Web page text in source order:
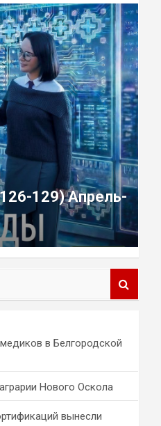
129) Апрель-
в Белгородской
Нового Оскола
вынесли